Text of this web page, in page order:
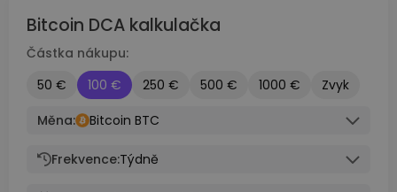
Bitcoin DCA kalkulačka
Částka nákupu:
50 €
100 € 250 € 500 € 1000 €
Zvyk
Měna:
Bitcoin BTC
Frekvence:Týdně